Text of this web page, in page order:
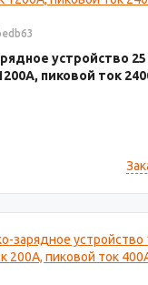
устройство
пиковой ток